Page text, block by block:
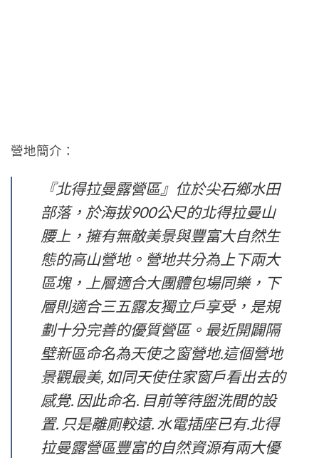
營地簡介：
『北得拉曼露營區』位於尖石鄉水田
部落，於海拔900公尺的北得拉曼山
腰上，擁有無敵美景與豐富大自然生
態的高山營地。營地共分為上下兩大
區塊，上層適合大團體包場同樂，下
層則適合三五露友獨立戶享受，是規
劃十分完善的優質營區。最近開闢隔
壁新區命名為天使之窗營地.這個營地
景觀最美, 如同天使住家窗戶看出去的
感覺. 因此命名. 目前等待盥洗間的設
置. 只是離廁較遠. 水電插座已有.北得
拉曼露營區豐富的自然資源有兩大優